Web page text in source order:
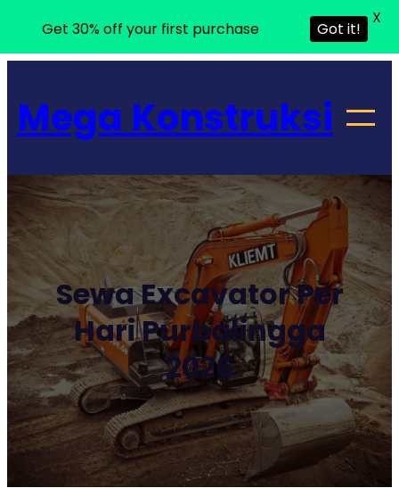
konten
Mega Konstruksi
Sewa Excavator Per
Hari Purbalingga
2026
Get 30% off your first purchase Got it!
X